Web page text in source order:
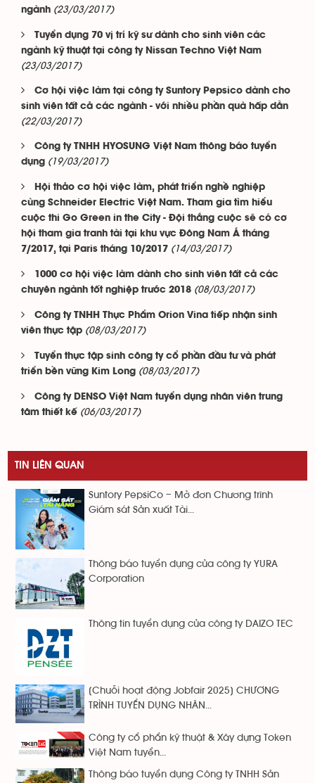
ngành (23/03/2017)
Tuyển dụng 70 vị trí kỹ sư dành cho sinh viên các
ngành kỹ thuật tại công ty Nissan Techno Việt Nam
(23/03/2017)
Cơ hội việc làm tại công ty Suntory Pepsico dành cho
sinh viên tất cả các ngành - với nhiều phần quà hấp dẫn
(22/03/2017)
Công ty TNHH HYOSUNG Việt Nam thông báo tuyển
dụng (19/03/2017)
Hội thảo cơ hội việc làm, phát triển nghề nghiệp
cùng Schneider Electric Việt Nam. Tham gia tìm hiểu
cuộc thi Go Green in the City - Đội thắng cuộc sẽ có cơ
hội tham gia tranh tài tại khu vực Đông Nam Á tháng
7/2017, tại Paris tháng 10/2017 (14/03/2017)
1000 cơ hội việc làm dành cho sinh viên tất cả các
chuyên ngành tốt nghiệp trước 2018 (08/03/2017)
Công ty TNHH Thực Phẩm Orion Vina tiếp nhận sinh
viên thực tập (08/03/2017)
Tuyển thực tập sinh công ty cổ phần đầu tư và phát
triển bền vững Kim Long (08/03/2017)
Công ty DENSO Việt Nam tuyển dụng nhân viên trung
tâm thiết kế (06/03/2017)
TIN LIÊN QUAN
Suntory PepsiCo – Mở đơn Chương trình
Giám sát Sản xuất Tài...
Thông báo tuyển dụng của công ty YURA
Corporation
Thông tin tuyển dụng của công ty DAIZO TEC
[Chuỗi hoạt động Jobfair 2025] CHƯƠNG
TRÌNH TUYỂN DỤNG NHÂN...
Công ty cổ phẩn kỹ thuật & Xây dựng Token
Việt Nam tuyển...
Thông báo tuyển dụng Công ty TNHH Sản